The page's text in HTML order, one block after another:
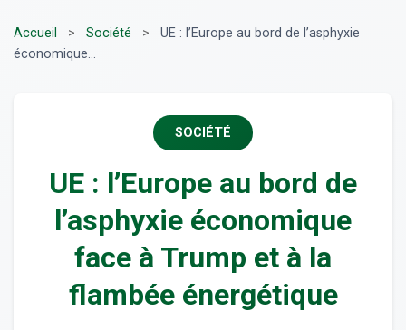
Accueil > Société >
UE : l’Europe au bord de l’asphyxie
économique...
SOCIÉTÉ
UE : l’Europe au bord de
l’asphyxie économique
face à Trump et à la
flambée énergétique